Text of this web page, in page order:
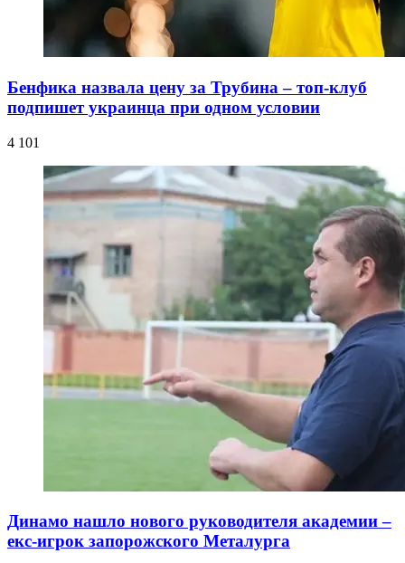
Бенфика назвала цену за Трубина – топ-клуб
подпишет украинца при одном условии
4 101
Динамо нашло нового руководителя академии –
екс-игрок запорожского Металурга